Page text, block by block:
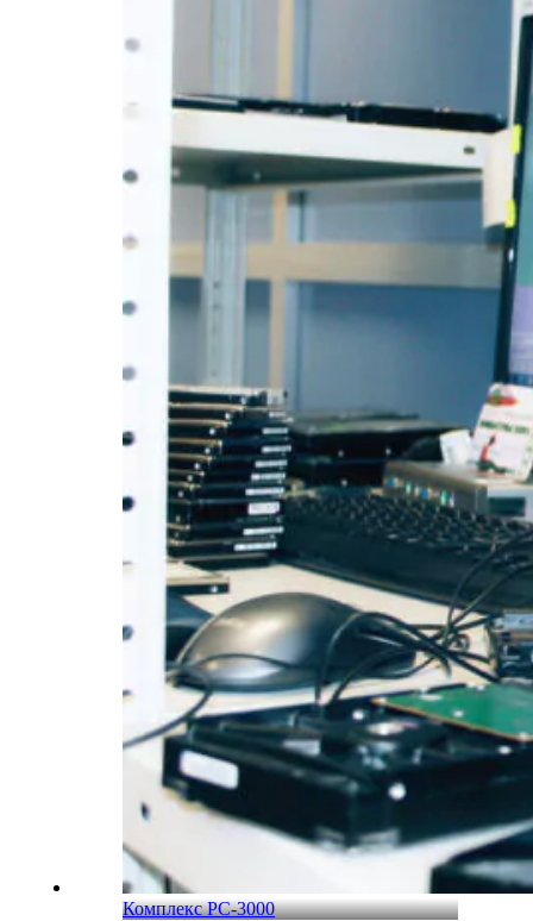
Комплекс PC-3000